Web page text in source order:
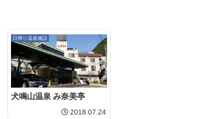
日帰り温泉施設
犬鳴山温泉 み奈美亭
2018.07.24